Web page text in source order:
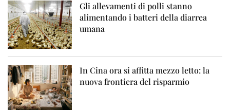
Gli allevamenti di polli stanno
alimentando i batteri della diarrea
umana
In Cina ora si affitta mezzo letto: la
nuova frontiera del risparmio